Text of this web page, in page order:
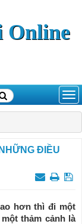
Online
ĐIỀU
hơn thì đi một
thảm cảnh là